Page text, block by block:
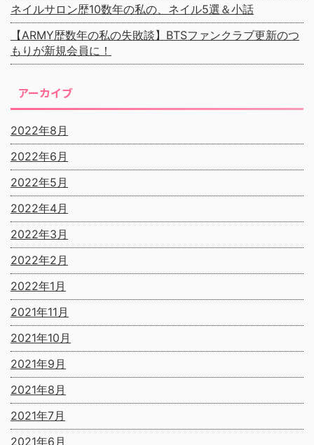
ネイルサロン歴10数年の私の、ネイル5選＆小話
【ARMY歴数年の私の失敗談】BTSファンクラブ更新のつ
もりが新規会員に！
アーカイブ
2022年8月
2022年6月
2022年5月
2022年4月
2022年3月
2022年2月
2022年1月
2021年11月
2021年10月
2021年9月
2021年8月
2021年7月
2021年6月